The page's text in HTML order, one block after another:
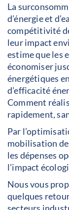
La
d’énergie et
compétitivité
leur impact
estime que les
économiser
énergétiques
d’efficacité
Comment
rapidement,
Par
mobilisation
les dépenses
l’impact
Nous vous
quelques